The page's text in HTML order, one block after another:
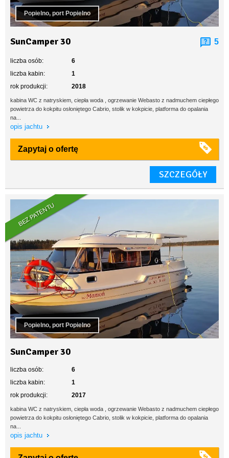
Popielno, port Popielno
SunCamper 30 5
liczba osób:
6
liczba kabin:
1
rok produkcji:
2018
kabina WC z natryskiem, ciepła woda , ogrzewanie Webasto z nadmuchem ciepłego
powietrza do kokpitu osłoniętego Cabrio, stolik w kokpicie, platforma do opalania
na...
opis jachtu
Zapytaj o ofertę
SZCZEGÓŁY
BEZ PATENTU
Popielno, port Popielno
SunCamper 30
liczba osób:
6
liczba kabin:
1
rok produkcji:
2017
kabina WC z natryskiem, ciepła woda , ogrzewanie Webasto z nadmuchem ciepłego
powietrza do kokpitu osłoniętego Cabrio, stolik w kokpicie, platforma do opalania
na...
opis jachtu